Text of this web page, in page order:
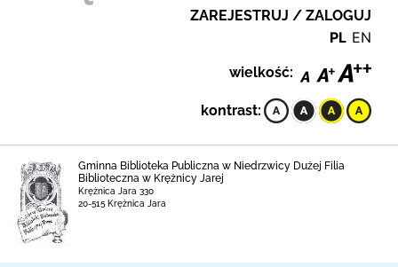
ZAREJESTRUJ / ZALOGUJ
PL EN
wielkość:
kontrast:
Gminna Biblioteka Publiczna w Niedrzwicy Dużej Filia
Biblioteczna w Krężnicy Jarej
Krężnica Jara 330
20-515 Krężnica Jara